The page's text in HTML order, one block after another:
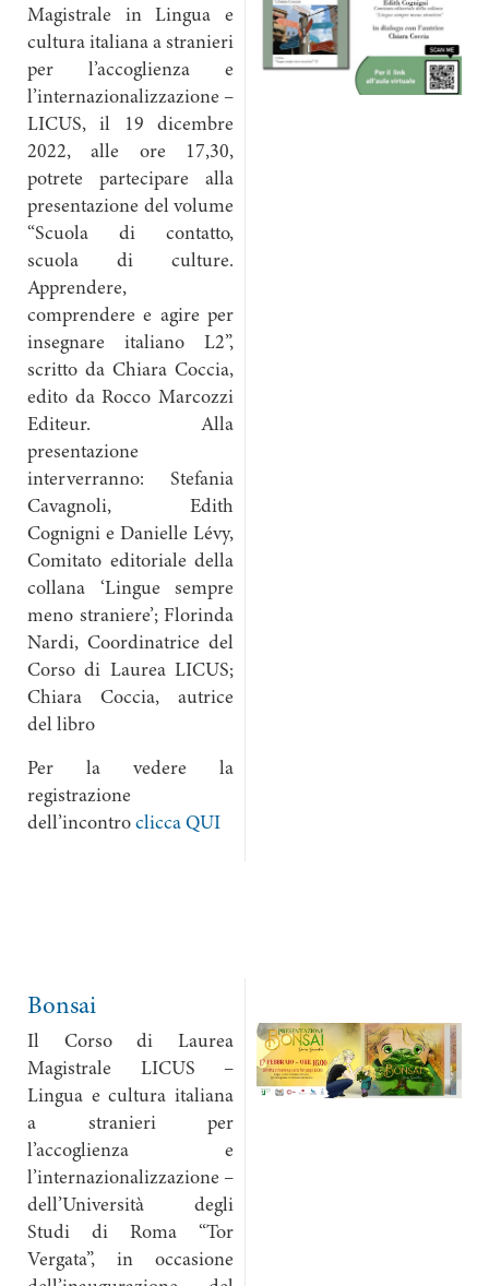
Magistrale in Lingua e
cultura italiana a stranieri
per l’accoglienza e
l’internazionalizzazione –
LICUS, il 19 dicembre
2022, alle ore 17,30,
potrete partecipare alla
presentazione del volume
“Scuola di contatto,
scuola di culture.
Apprendere,
comprendere e agire per
insegnare italiano L2”,
scritto da Chiara Coccia,
edito da Rocco Marcozzi
Editeur. Alla
presentazione
interverranno: Stefania
Cavagnoli, Edith
Cognigni e Danielle Lévy,
Comitato editoriale della
collana ‘Lingue sempre
meno straniere’; Florinda
Nardi, Coordinatrice del
Corso di Laurea LICUS;
Chiara Coccia, autrice
del libro
Per la vedere la
registrazione
dell’incontro clicca QUI
Bonsai
Il Corso di Laurea
Magistrale LICUS –
Lingua e cultura italiana
a stranieri per
l’accoglienza e
l’internazionalizzazione –
dell’Università degli
Studi di Roma “Tor
Vergata”, in occasione